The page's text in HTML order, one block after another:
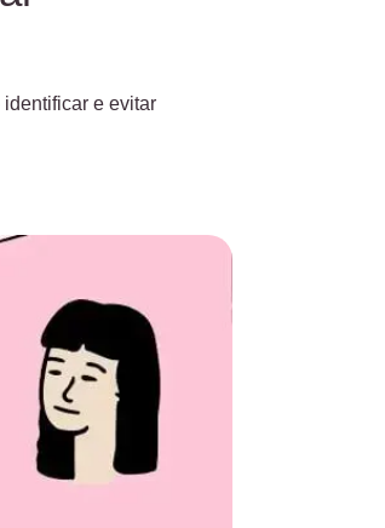
e evitar